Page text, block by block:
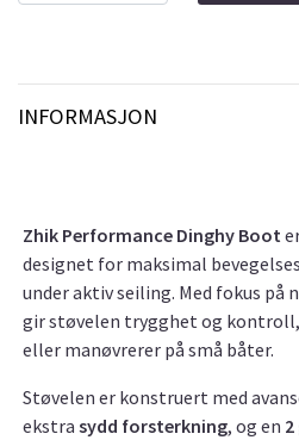
INFORMASJON
Zhik Performance Dinghy Boot
designet for maksimal
under aktiv seiling. Med fokus
gir støvelen trygghet og
eller manøvrerer på små båter.
Støvelen er konstruert med
ekstra sydd forsterkning, og en